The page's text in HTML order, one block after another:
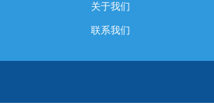
关于我们
联系我们